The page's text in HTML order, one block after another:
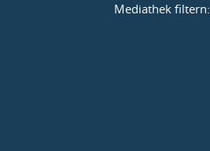
Mediathek filtern: